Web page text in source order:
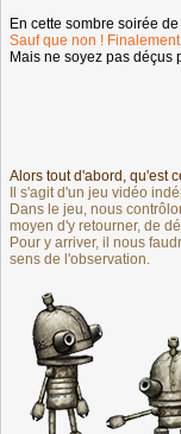
En cette sombre soirée de
Sauf que non !
Mais ne soyez pas déçus
Alors tout d'abord, qu'est
Il s'agit d'un jeu vidéo
Dans le jeu, nous
moyen d'y retourner, de
Pour y arriver, il nous
sens de l'observation.